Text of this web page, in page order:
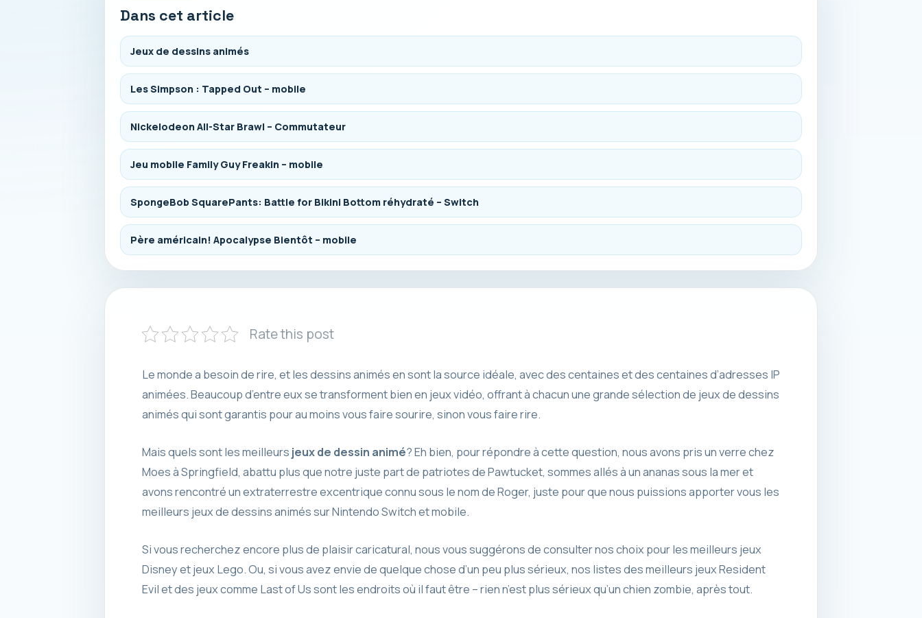
Dans cet article
Jeux de dessins animés
Les Simpson : Tapped Out – mobile
Nickelodeon All-Star Brawl – Commutateur
Jeu mobile Family Guy Freakin – mobile
SpongeBob SquarePants: Battle for Bikini Bottom réhydraté – Switch
Père américain! Apocalypse Bientôt – mobile
Rate this post
Le monde a besoin de rire, et les dessins animés en sont la source idéale, avec des centaines et des centaines d’adresses IP
animées. Beaucoup d’entre eux se transforment bien en jeux vidéo, offrant à chacun une grande sélection de jeux de dessins
animés qui sont garantis pour au moins vous faire sourire, sinon vous faire rire.
Mais quels sont les meilleurs jeux de dessin animé? Eh bien, pour répondre à cette question, nous avons pris un verre chez
Moes à Springfield, abattu plus que notre juste part de patriotes de Pawtucket, sommes allés à un ananas sous la mer et
avons rencontré un extraterrestre excentrique connu sous le nom de Roger, juste pour que nous puissions apporter vous les
meilleurs jeux de dessins animés sur Nintendo Switch et mobile.
Si vous recherchez encore plus de plaisir caricatural, nous vous suggérons de consulter nos choix pour les meilleurs jeux
Disney et jeux Lego. Ou, si vous avez envie de quelque chose d’un peu plus sérieux, nos listes des meilleurs jeux Resident
Evil et des jeux comme Last of Us sont les endroits où il faut être – rien n’est plus sérieux qu’un chien zombie, après tout.